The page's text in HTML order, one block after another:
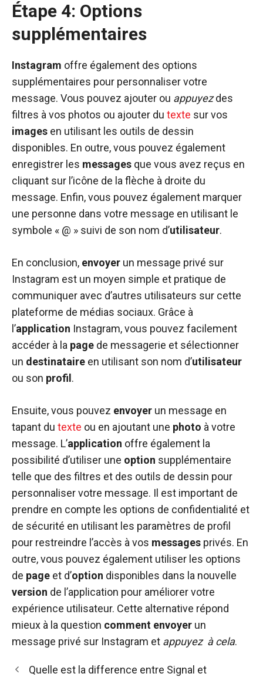
Étape 4: Options
supplémentaires
Instagram offre également des options
supplémentaires pour personnaliser votre
message. Vous pouvez ajouter ou appuyezdes
filtres à vos photos ou ajouter du texte sur vos
images en utilisant les outils de dessin
disponibles. En outre, vous pouvez également
enregistrer les messages que vous avez reçus en
cliquant sur l’icône de la flèche à droite du
message. Enfin, vous pouvez également marquer
une personne dans votre message en utilisant le
symbole « @ » suivi de son nom d’utilisateur.
En conclusion, envoyer un message privé sur
Instagram est un moyen simple et pratique de
communiquer avec d’autres utilisateurs sur cette
plateforme de médias sociaux. Grâce à
l’application Instagram, vous pouvez facilement
accéder à la page de messagerie et sélectionner
un destinataire en utilisant son nom d’utilisateur
ou son profil .
Ensuite, vous pouvez envoyer un message en
tapant du texte ou en ajoutant une photo à votre
message. L’application offre également la
possibilité d’utiliser une option supplémentaire
telle que des filtres et des outils de dessin pour
personnaliser votre message. Il est important de
prendre en compte les options de confidentialité et
de sécurité en utilisant les paramètres de profil
pour restreindre l’accès à vos messages privés. En
outre, vous pouvez également utiliser les options
de page et d’option disponibles dans la nouvelle
version de l’application pour améliorer votre
expérience utilisateur. Cette alternative répond
mieux à la question comment envoyer un
message privé sur Instagram et appuyezà cela.
Quelle est la difference entre Signal et